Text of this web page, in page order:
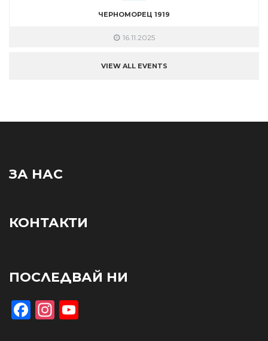
ЧЕРНОМОРЕЦ 1919
16.11.2025
VIEW ALL EVENTS
ЗА НАС
КОНТАКТИ
ПОСЛЕДВАЙ НИ
Facebook
Instagram